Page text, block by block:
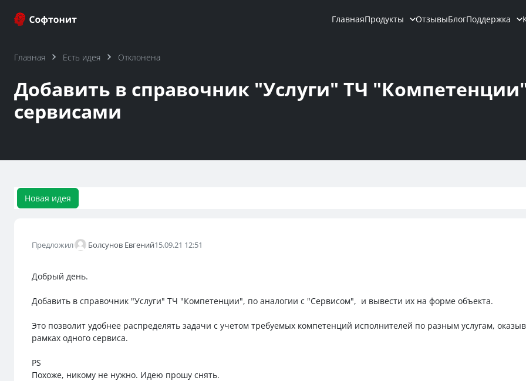
ГлавнаяПродукты ОтзывыБлогПоддержка
Главная Есть идея Отклонена
Добавить в справочник "Услуги" ТЧ
сервисами
Новая идея
Предложил Болсунов Евгений15.09.21 12:51
Добрый день.
Добавить в справочник "Услуги" ТЧ "Компетенции", по аналогии с "Сервисом", и вывести их на форме объекта.
Это позволит удобнее распределять задачи с учетом требуемых компетенций исполнителей по разным услугам,
рамках одного сервиса.
PS
Похоже, никому не нужно. Идею прошу снять.